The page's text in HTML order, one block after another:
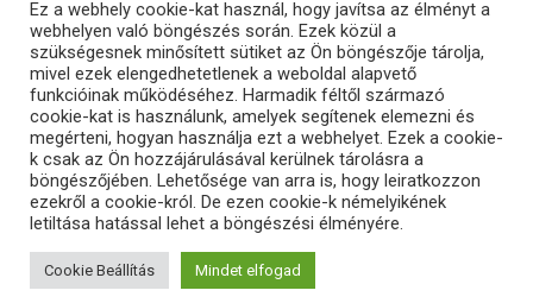
SzoftHub
2025 - szofthub.hu. All Right Reserved.
Ez a webhely cookie-kat használ, hogy javítsa az élményt a
webhelyen való böngészés során. Ezek közül a
szükségesnek minősített sütiket az Ön böngészője tárolja,
mivel ezek elengedhetetlenek a weboldal alapvető
funkcióinak működéséhez. Harmadik féltől származó
cookie-kat is használunk, amelyek segítenek elemezni és
megérteni, hogyan használja ezt a webhelyet. Ezek a cookie-
k csak az Ön hozzájárulásával kerülnek tárolásra a
böngészőjében. Lehetősége van arra is, hogy leiratkozzon
ezekről a cookie-król. De ezen cookie-k némelyikének
letiltása hatással lehet a böngészési élményére.
Cookie Beállítás Mindet elfogad